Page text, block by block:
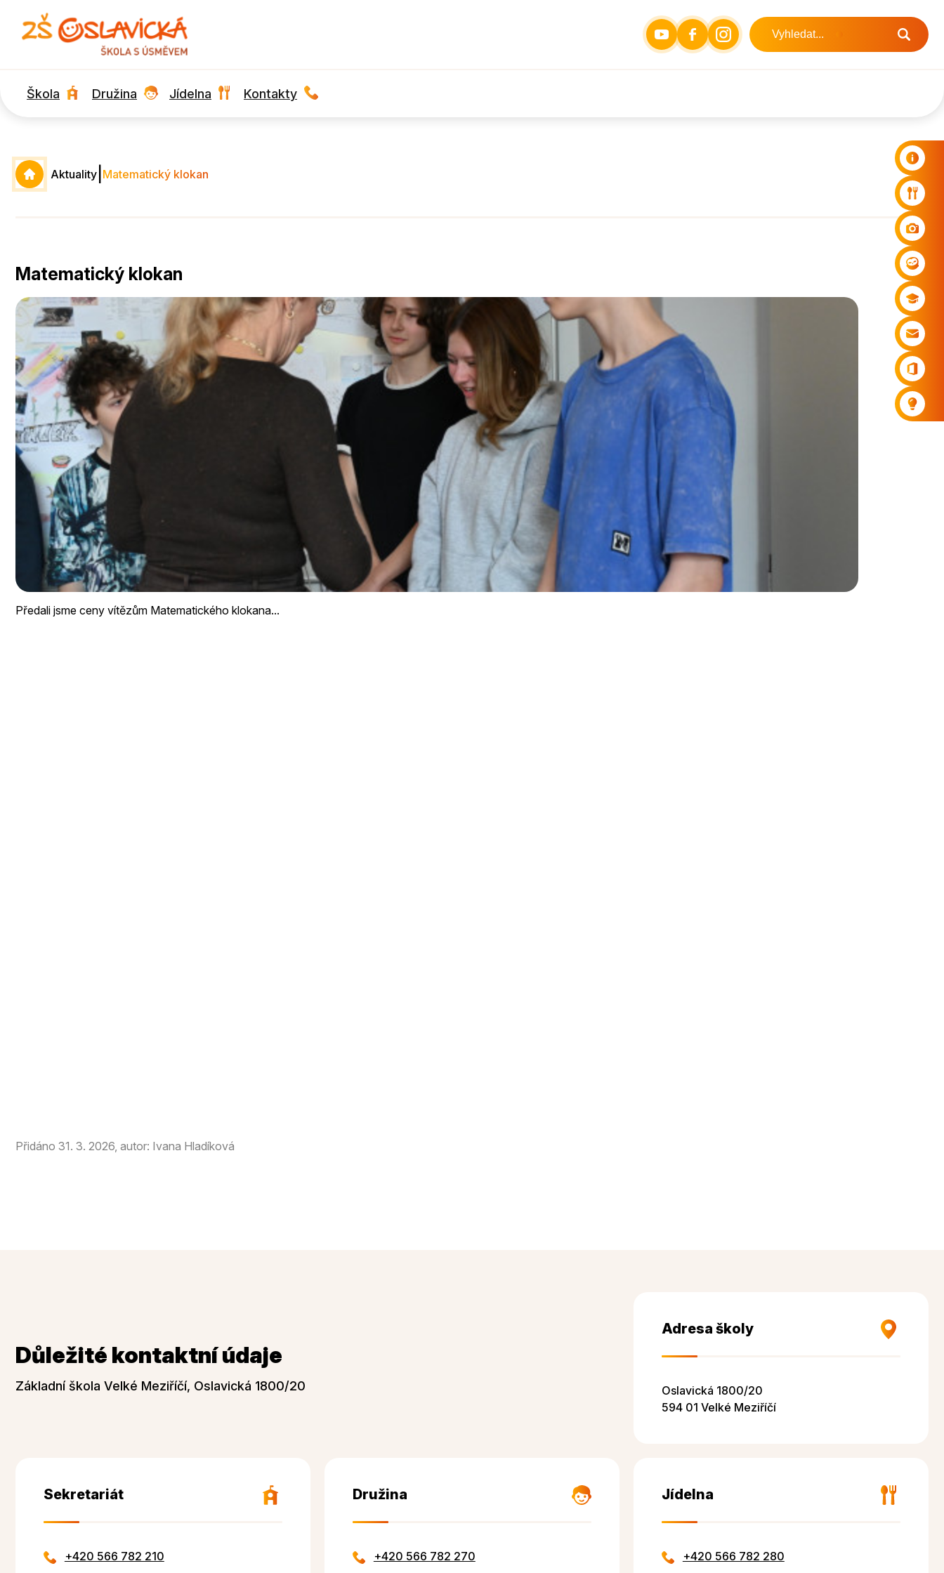
Škola Družina Jídelna Kontakty
Aktuality Matematický klokan
Matematický klokan
Předali jsme ceny vítězům Matematického klokana...
Přidáno 31. 3. 2026, autor: Ivana Hladíková
Důležité kontaktní údaje
Základní škola Velké Meziříčí, Oslavická 1800/20
Adresa školy
Oslavická 1800/20
594 01 Velké Meziříčí
Sekretariát
+420 566 782 210
Družina
+420 566 782 270
Jídelna
+420 566 782 280